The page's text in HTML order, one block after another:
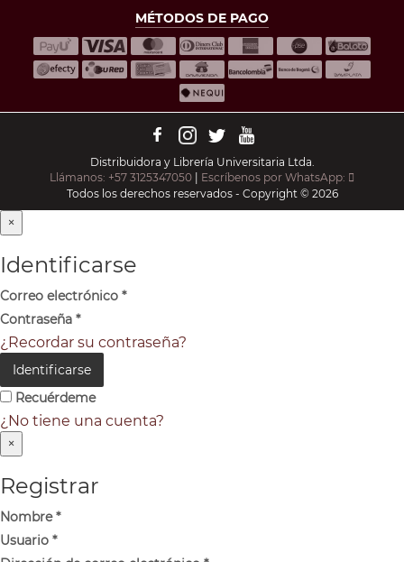
MÉTODOS DE PAGO
Distribuidora y Librería Universitaria Ltda.
Llámanos: +57 3125347050
Escríbenos por WhatsApp:
Todos los derechos reservados - Copyright © 2026
×
Identificarse
Correo electrónico *
Contraseña *
¿Recordar su contraseña?
Identificarse
Recuérdeme
¿No tiene una cuenta?
×
Registrar
Nombre*
Usuario *